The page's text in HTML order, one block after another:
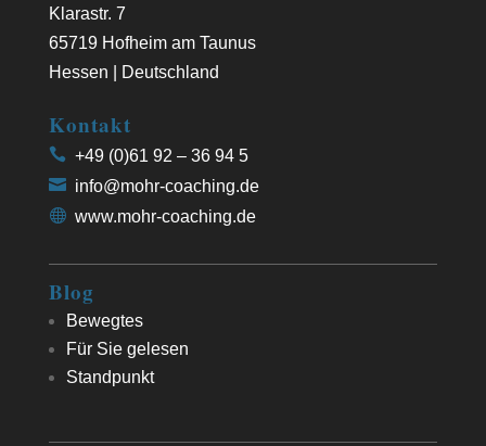
Klarastr. 7
65719 Hofheim am Taunus
Hessen | Deutschland
Kontakt
+49 (0)61 92 – 36 94 5
info@mohr-coaching.de
www.mohr-coaching.de
Blog
Bewegtes
Für Sie gelesen
Standpunkt